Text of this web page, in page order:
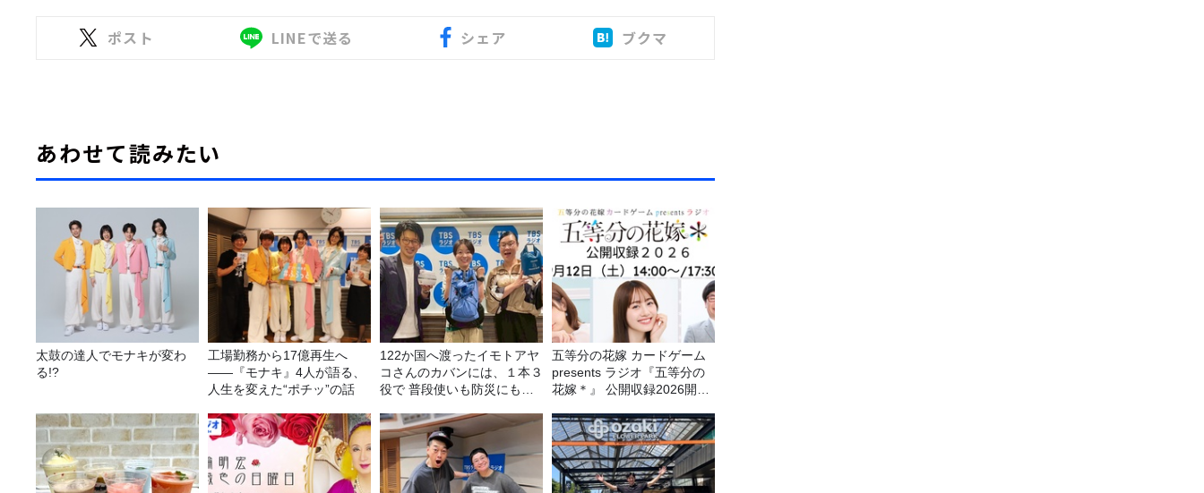
ポスト LINEで送る シェア ブクマ
あわせて読みたい
太鼓の達人でモナキが変わ
る!?
工場勤務から17億再生へ
——『モナキ』4人が語る、
人生を変えた“ポチッ”の話
122か国へ渡ったイモトアヤ
コさんのカバンには、１本３
役で 普段使いも防災にもな
五等分の花嫁 カードゲーム
presents ラジオ『五等分の
花嫁＊』 公開収録2026開催